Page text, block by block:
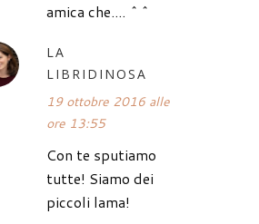
amica che.... ^^
LA
LIBRIDINOSA
19 ottobre 2016 alle
ore 13:55
Con te sputiamo
tutte! Siamo dei
piccoli lama!